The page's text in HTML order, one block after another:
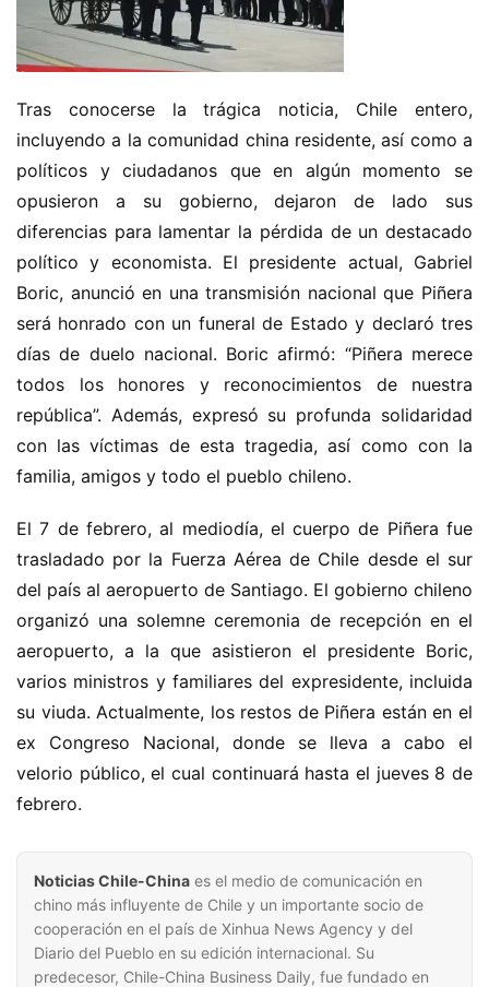
Tras conocerse la trágica noticia, Chile entero,
incluyendo a la comunidad china residente, así como a
políticos y ciudadanos que en algún momento se
opusieron a su gobierno, dejaron de lado sus
diferencias para lamentar la pérdida de un destacado
político y economista. El presidente actual, Gabriel
Boric, anunció en una transmisión nacional que Piñera
será honrado con un funeral de Estado y declaró tres
días de duelo nacional. Boric afirmó: “Piñera merece
todos los honores y reconocimientos de nuestra
república”. Además, expresó su profunda solidaridad
con las víctimas de esta tragedia, así como con la
familia, amigos y todo el pueblo chileno.
El 7 de febrero, al mediodía, el cuerpo de Piñera fue
trasladado por la Fuerza Aérea de Chile desde el sur
del país al aeropuerto de Santiago. El gobierno chileno
organizó una solemne ceremonia de recepción en el
aeropuerto, a la que asistieron el presidente Boric,
varios ministros y familiares del expresidente, incluida
su viuda. Actualmente, los restos de Piñera están en el
ex Congreso Nacional, donde se lleva a cabo el
velorio público, el cual continuará hasta el jueves 8 de
febrero.
Noticias Chile-China es el medio de comunicación en
chino más influyente de Chile y un importante socio de
cooperación en el país de Xinhua News Agency y del
Diario del Pueblo en su edición internacional. Su
predecesor, Chile-China Business Daily, fue fundado en